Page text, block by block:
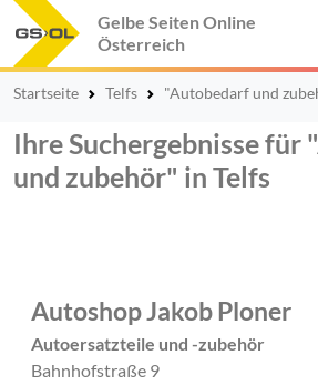
Gelbe Seiten Online
Österreich
Startseite Telfs "Autobedarf und
Ihre Suchergebnisse für
und zubehör" in Telfs
Autoshop Jakob Ploner
Autoersatzteile und -zubehör
Bahnhofstraße 9